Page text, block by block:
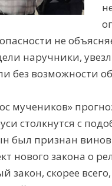
не
наручники,
без возможности
мучеников»
столкнутся с
был признан
нового закона о
закон, скорее